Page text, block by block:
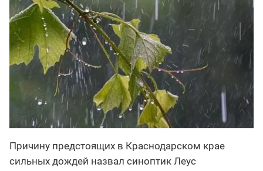
Причину предстоящих в Краснодарском крае
сильных дождей назвал синоптик Леус